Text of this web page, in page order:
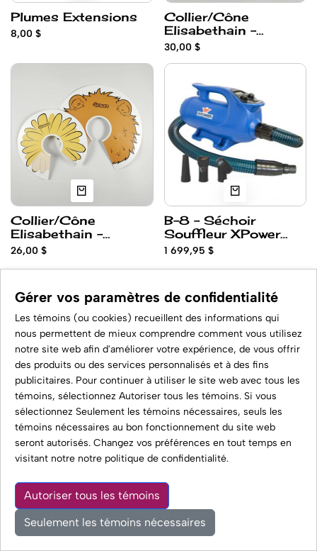
Plumes Extensions
8,00 $
Collier/Cône
Elisabethain -
LARGE
30,00 $
Collier/Cône
Elisabethain -
MEDIUM
26,00 $
B-8 - Séchoir
Souffleur XPower
Sans Brosses de
Carbone 4HP -
150CFM
1 699,95 $
Lachute, Qc, Canada J8H 3R8
info@studiochicnswell.com
514-913-6997
Gérer vos paramètres de confidentialité
Les témoins (ou cookies) recueillent des informations qui
nous permettent de mieux comprendre comment vous utilisez
notre site web afin d'améliorer votre expérience, de vous offrir
des produits ou des services personnalisés et à des fins
publicitaires. Pour continuer à utiliser le site web avec tous les
témoins, sélectionnez Autoriser tous les témoins. Si vous
sélectionnez Seulement les témoins nécessaires, seuls les
témoins nécessaires au bon fonctionnement du site web
seront autorisés. Changez vos préférences en tout temps en
visitant notre notre politique de confidentialité.
Autoriser tous les témoins
Seulement les témoins nécessaires